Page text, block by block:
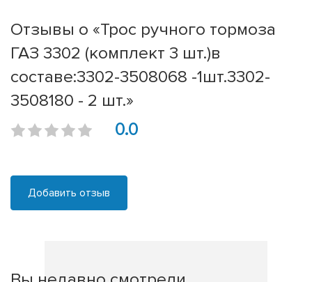
Отзывы о «Трос ручного тормоза
ГАЗ 3302 (комплект 3 шт.)в
составе:3302-3508068 -1шт.3302-
3508180 - 2 шт.»
0.0
Добавить отзыв